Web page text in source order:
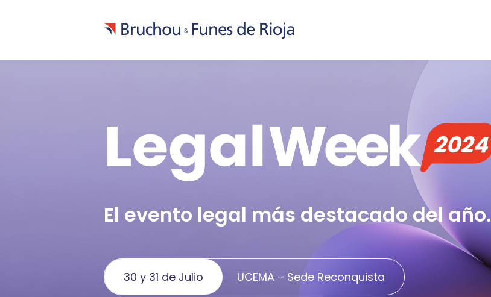
El evento legal más destacado del año.
30 y 31 de Julio UCEMA – Sede Reconquista